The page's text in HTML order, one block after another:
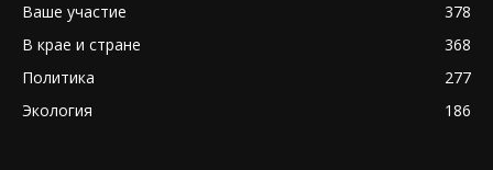
Ваше участие
378
В крае и стране
368
Политика
277
Экология
186